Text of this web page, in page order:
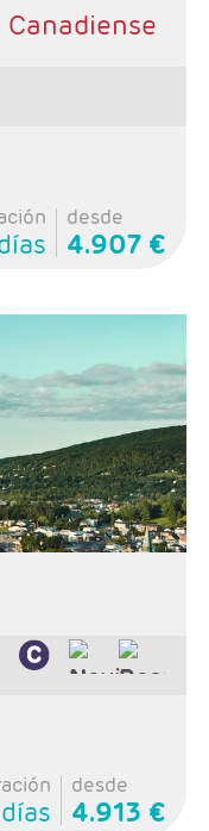
desde
4.907 €
1 noche
1 noche
La Mauricie y 1
Cena
desde
4.913 €